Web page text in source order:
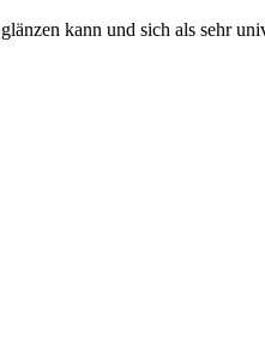
kann und sich als sehr